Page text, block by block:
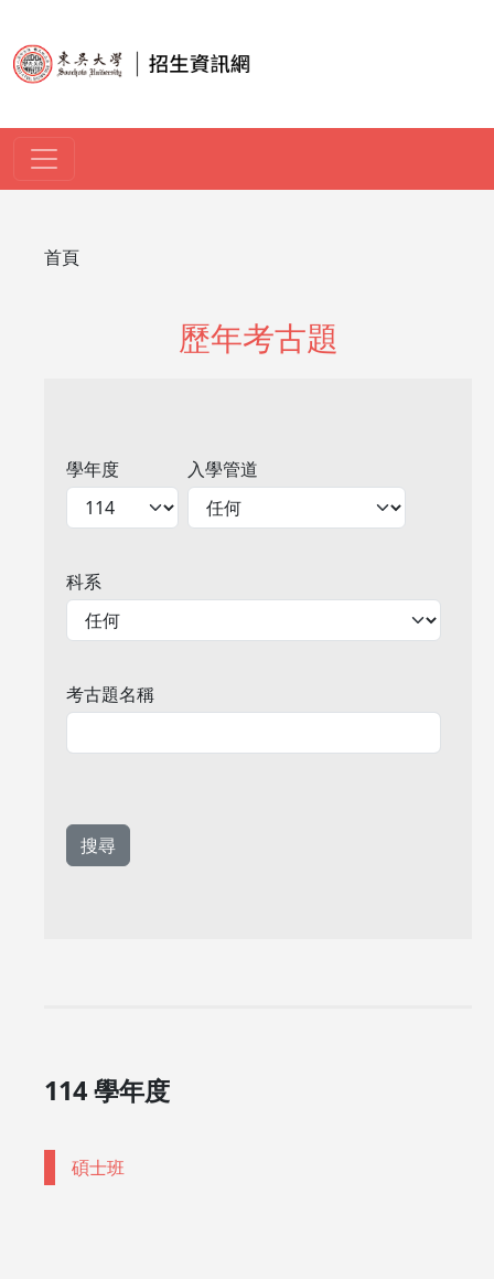
導航連結
首頁
歷年考古題
學年度 入學管道
科系
考古題名稱
114 學年度
碩士班